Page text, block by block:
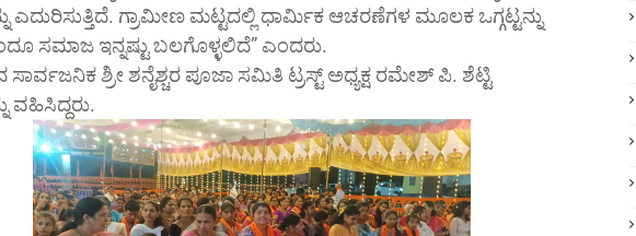
ಎದುರಿಸುತ್ತಿದೆ. ಗ್ರಾಮೀಣ ಮಟ್ಟದಲ್ಲಿ ಧಾರ್ಮಿಕ ಆಚರಣೆಗಳ ಮೂಲಕ ಒಗ್ಗಟ್ಟನ್ನು
ಸಮಾಜ ಇನ್ನಷ್ಟು ಬಲಗೊಳ್ಳಲಿದೆ” ಎಂದರು.
ಶ್ರೀ ಶನೈಶ್ಚರ ಪೂಜಾ ಸಮಿತಿ ಟ್ರಸ್ಟ್ ಅಧ್ಯಕ್ಷ ರಮೇಶ್ ಪಿ. ಶೆಟ್ಟಿ
ವಹಿಸಿದ್ದರು.